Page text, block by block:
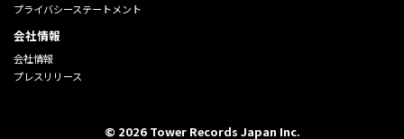
プライバシーステートメント
会社情報
会社情報
プレスリリース
© 2026Tower Records Japan Inc.